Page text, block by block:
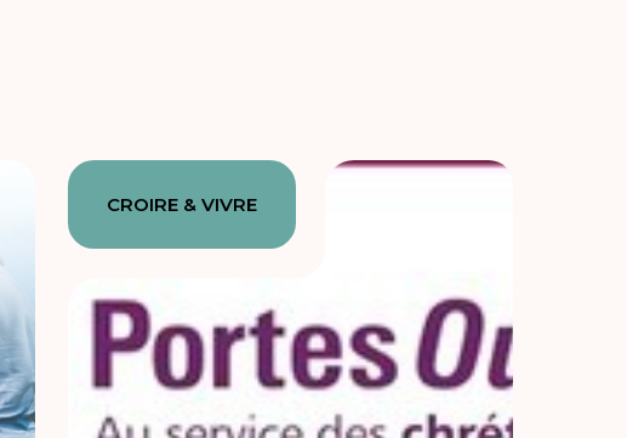
CROIRE & VIVRE